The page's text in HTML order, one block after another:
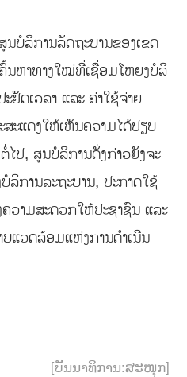
ບໍລິການລັດຖະບານຂອງເຂດ
ນຫາທາງໃໝ່ທີ່ເຊື່ອມໂຫຍງບໍລິ
ຢັດເວລາ ແລະ ຄ່າໃຊ້ຈ່າຍ
ະແດງໃຫ້ເຫັນຄວາມໄດ້ປຽບ
ໄປ, ສູນບໍລິການດັ່ງກ່າວຍັງຈະ
ລິການລະຖະບານ, ປະກາດໃຊ້
າມສະດວກໃຫ້ປະຊາຊົນ ແລະ
ແວດລ້ອມແຫ່ງການດຳເນີນ
[ບັນນາທິການ:ສະໜຸກ]